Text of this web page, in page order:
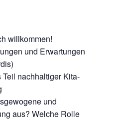
willkommen!
und Erwartungen
Teil nachhaltiger Kita-
und
aus? Welche Rolle